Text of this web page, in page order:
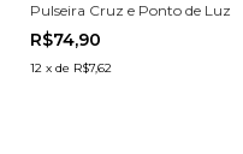
Pulseira Cruz e Ponto de Luz
R$74,90
12 x de R$7,62